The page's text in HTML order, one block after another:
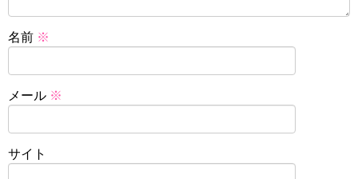
名前 ※
メール ※
サイト